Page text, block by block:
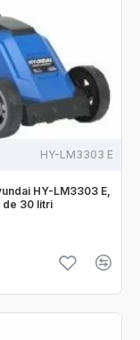
HY-LM3303 E
HY-LM3303 E,
de 30 litri